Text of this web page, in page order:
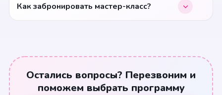
Как забронировать мастер-класс?
Остались вопросы? Перезвоним и
поможем выбрать программу